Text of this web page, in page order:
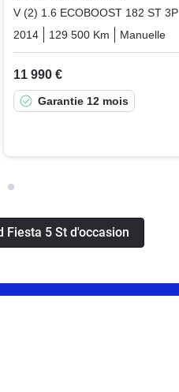
V (2) 1.6 ECOBOOST 182 ST 3P
2014
129 500 Km Manuelle
11 990 €
Garantie 12 mois
Fiesta 5 St d'occasion